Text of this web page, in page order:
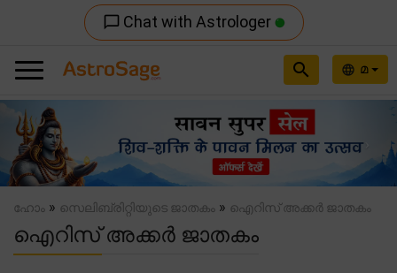
chat_bubble_outline Chat with Astrologer
language മ
search
Previous
ഹോം » സെലിബ്രിറ്റിയുടെ ജാതകം » ഐറിസ് അക്കർ ജാതകം
ഐറിസ് അക്കർ ജാതകം